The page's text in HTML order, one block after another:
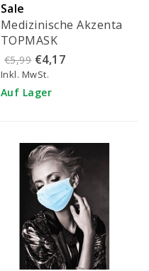
Sale
Medizinische Akzenta
TOPMASK
rosafarbene IIR/2R
Mundmasken mit
Gummiband 50 Stück
€5,99 €4,17
Inkl. MwSt.
Auf Lager